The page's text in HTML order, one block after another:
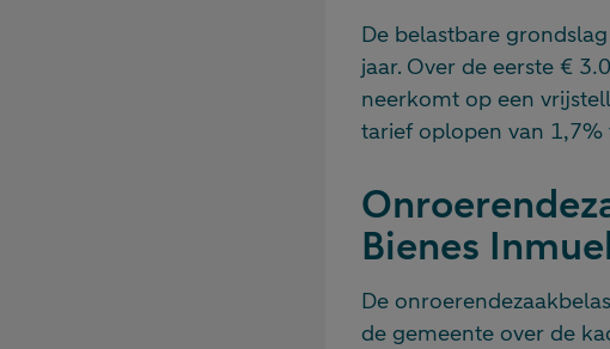
De belastbare
jaar. Over de eerste €
neerkomt op een
tarief oplopen van
Bienes
De
de gemeente over de